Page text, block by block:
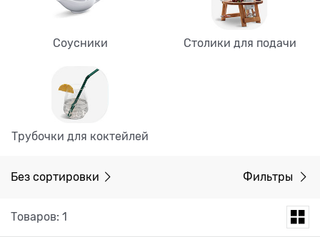
Соусники Столики для подачи
Трубочки для коктейлей
Без сортировки Фильтры
Товаров: 1